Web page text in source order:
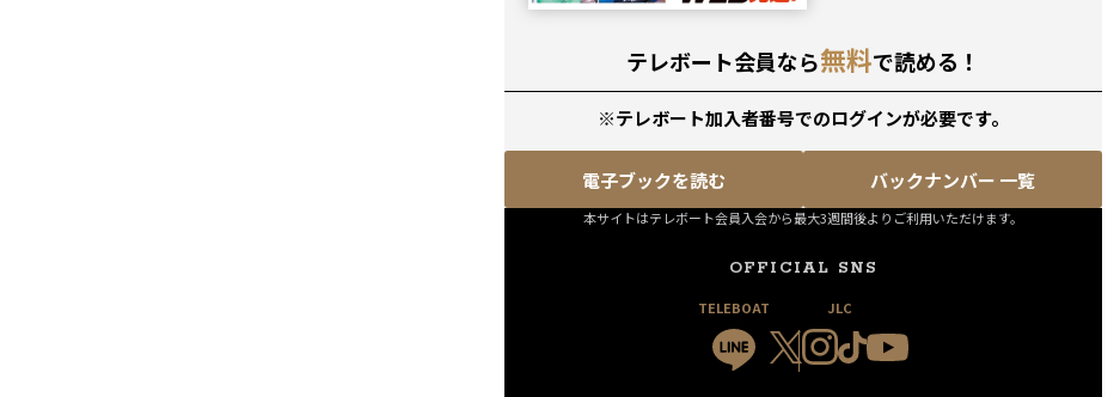
テレボート会員なら無料で読める！
※テレボート加入者番号でのログインが必要です。
電子ブックを読む バックナンバー 一覧
本サイトはテレボート会員入会から最大3週間後よりご利用いただけます。
OFFICIAL SNS
TELEBOAT JLC